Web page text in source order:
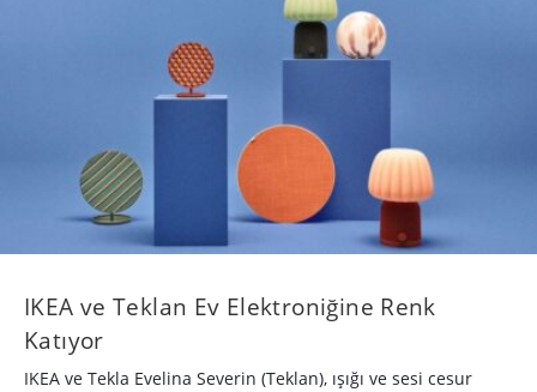
IKEA ve Teklan Ev Elektroniğine Renk
Katıyor
IKEA ve Tekla Evelina Severin (Teklan), ışığı ve sesi cesur